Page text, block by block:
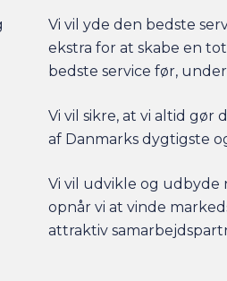
Vi vil yde den bedste
ekstra for at skabe en
bedste service før,
Vi vil sikre, at vi altid
af Danmarks dygtigste
Vi vil udvikle og udbyde
opnår vi at vinde
attraktiv